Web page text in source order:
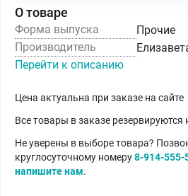
О товаре
Форма выпуска
Прочие
Производитель
Перейти к описанию
Цена актуальна при заказе на сайте
Все товары в заказе резервируются
Не уверены в выборе товара?
круглосуточному номеру8-914-555-
напишите нам.